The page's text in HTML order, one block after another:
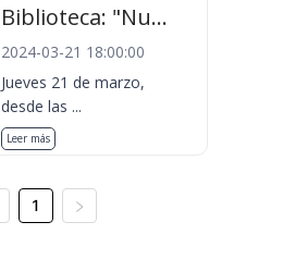
Biblioteca: "Nu...
2024-03-21 18:00:00
Jueves 21 de marzo,
desde las ...
Leer más
1